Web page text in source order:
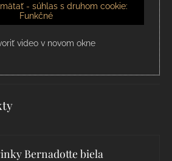
- súhlas s druhom cookie:
Funkčné
video v novom okne
Bernadotte biela